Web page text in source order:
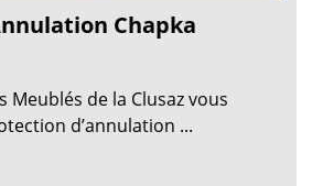
Chapka
Meublés de la Clusaz vous
d’annulation ...